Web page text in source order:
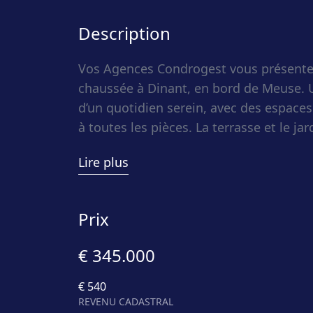
Description
Vos Agences Condrogest vous
chaussée à Dinant, en bord de
d’un quotidien serein, avec des
à toutes les pièces. La terrasse et le
un salon, une salle à manger et une
simplicité et le confort au quotidien. Le
Composition : salon, salle à manger,
Lire plus
Prix
€ 345.000
€ 540
REVENU CADASTRAL